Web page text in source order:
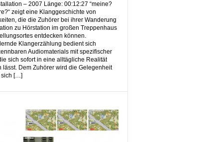
– 2007 Länge: 00:12:27 “meine?
zeigt eine Klanggeschichte von
die die Zuhörer bei ihrer Wanderung
zu Hörstation im großen Treppenhaus
entdecken können.
Klangerzählung bedient sich
Audiomaterials mit spezifischer
sich sofort in eine alltägliche Realität
lässt. Dem Zuhörer wird die Gelegenheit
sich […]